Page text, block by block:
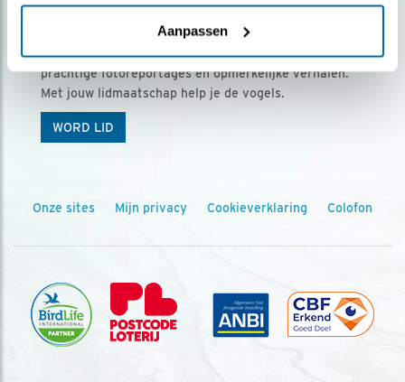
Aanpassen
Ontvang 5 x Vogels voor € 36,00 per jaar
Vogels is het tijdschrift voor onze leden, met
prachtige fotoreportages en opmerkelijke verhalen.
Met jouw lidmaatschap help je de vogels.
WORD LID
Onze sites Mijn privacy Cookieverklaring Colofon